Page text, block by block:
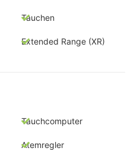
Tauchen
Extended Range (XR)
Tauchcomputer
Atemregler